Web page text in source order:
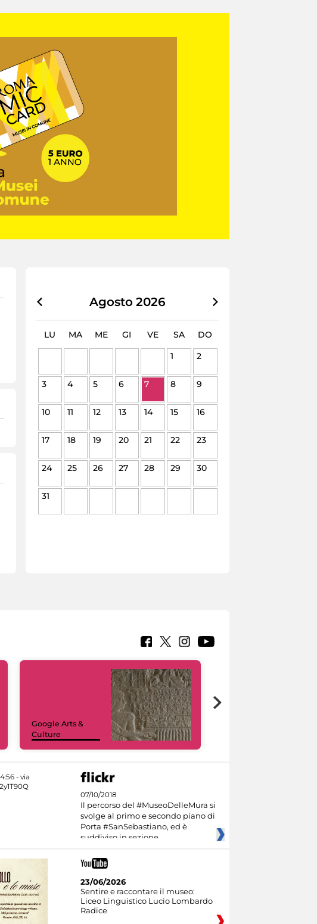
Agosto 2026
LU MA ME GI VE SA
DO
1
2
3 4 5 6 7 8 9
10 11 12 13 14 15 16
17 18 19 20 21 22 23
24 25 26 27 28 29 30
31
Google Arts &
Culture
07/10/2018
Il percorso del #MuseoDelleMura si
svolge al primo e secondo piano di
Porta #SanSebastiano, ed è
suddiviso in sezione
23/06/2026
Sentire e raccontare il museo:
Liceo Linguistico Lucio Lombardo
Radice